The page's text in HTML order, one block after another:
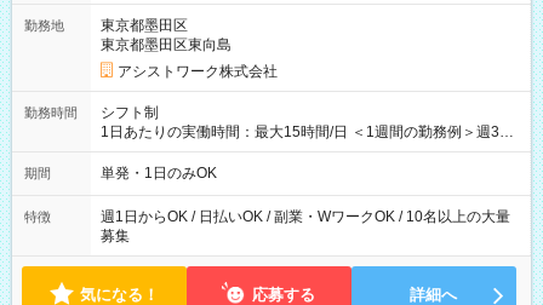
勤務地
東京都墨田区
東京都墨田区東向島
アシストワーク株式会社
勤務時間
シフト制
1日あたりの実働時間：最大15時間/日 ＜1週間の勤務例＞週3回
勤務 勤務：月・水・金 休み：火・木・土・日 好きな時にお仕事
可能です！ ※1日あたりの最大実働時間は日勤、夜勤共に勤務し
期間 単発・1日のみOK
特徴
週1日からOK / 日払いOK / 副業・WワークOK / 10名以上の大量
募集
気になる！ 応募する 詳細へ